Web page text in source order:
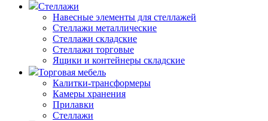
Стеллажи
Навесные элементы для стеллажей
Стеллажи металлические
Стеллажи складские
Стеллажи торговые
Ящики и контейнеры складские
Торговая мебель
Калитки-трансформеры
Камеры хранения
Прилавки
Стеллажи